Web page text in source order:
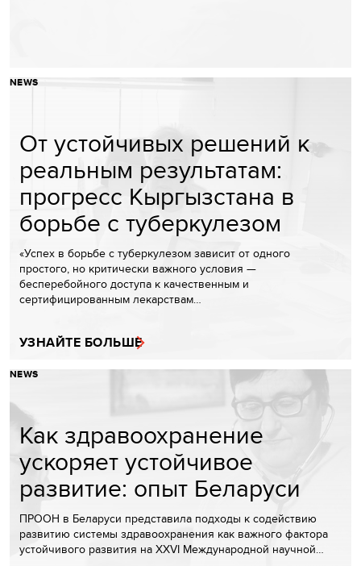
NEWS
От устойчивых решений к
реальным результатам:
прогресс Кыргызстана в
борьбе с туберкулезом
«Успех в борьбе с туберкулезом зависит от одного
простого, но критически важного условия —
бесперебойного доступа к качественным и
сертифицированным лекарствам…
УЗНАЙТЕ БОЛЬШЕ
NEWS
Как здравоохранение
ускоряет устойчивое
развитие: опыт Беларуси
ПРООН в Беларуси представила подходы к содействию
развитию системы здравоохранения как важного фактора
устойчивого развития на XXVI Международной научной…